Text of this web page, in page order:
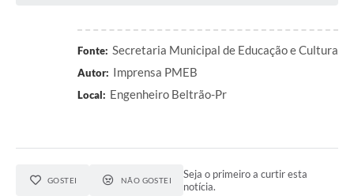
Arquivos para Download
Telefones Úteis
Fonte: Secretaria Municipal de Educação e Cultura
Autor: Imprensa PMEB
Local: Engenheiro Beltrão-Pr
GOSTEI NÃO GOSTEI
Seja o primeiro a curtir esta
notícia.